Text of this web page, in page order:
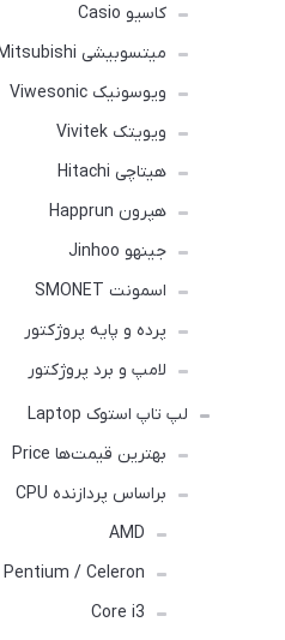
کاسیو Casio
میتسوبیشی Mitsubishi
ویوسونیک Viwesonic
ویویتک Vivitek
هیتاچی Hitachi
هپرون Happrun
جینهو Jinhoo
اسمونت SMONET
پرده و پایه پروژکتور
لامپ و برد پروژکتور
لپ تاپ استوک Laptop
بهترین قیمت‌ها Price
براساس پردازنده CPU
AMD
/ Celeron
Core i3